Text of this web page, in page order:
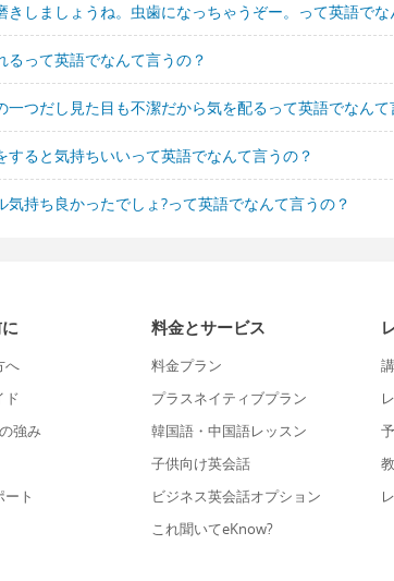
きしましょうね。虫歯になっちゃうぞー。って英語でな
るって英語でなんて言うの？
一つだし見た目も不潔だから気を配るって英語でなんて
すると気持ちいいって英語でなんて言うの？
気持ち良かったでしょ?って英語でなんて言うの？
へ
ド
強み
ト
料金とサービス
料金プラン
プラスネイティブプラン
韓国語・中国語レッスン
子供向け英会話
ビジネス英会話オプション
これ聞いてeKnow?